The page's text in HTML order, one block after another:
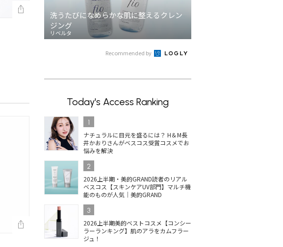
洗うたびになめらかな肌に整えるクレン
ジング
リベルタ
Recommended by
Today's Access Ranking
1
ナチュラルに目元を盛るには？ H＆M長
井かおりさんがベスコス受賞コスメでお
悩みを解決
2
2026上半期・美的GRAND読者のリアル
ベスコス【スキンケアUV部門】マルチ機
能のものが人気｜美的GRAND
3
2026上半期美的ベストコスメ【コンシー
ラーランキング】肌のアラをカムフラー
ジュ！